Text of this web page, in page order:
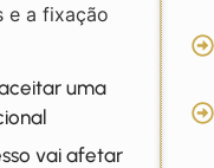
e a fixação
uma
vai afetar